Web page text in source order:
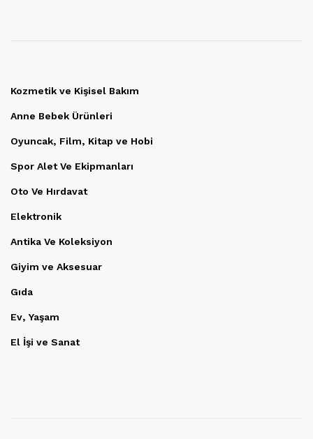
Kozmetik ve Kişisel Bakım
Anne Bebek Ürünleri
Oyuncak, Film, Kitap ve Hobi
Spor Alet Ve Ekipmanları
Oto Ve Hırdavat
Elektronik
Antika Ve Koleksiyon
Giyim ve Aksesuar
Gıda
Ev, Yaşam
El İşi ve Sanat